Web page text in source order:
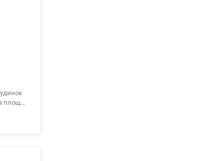
площа: